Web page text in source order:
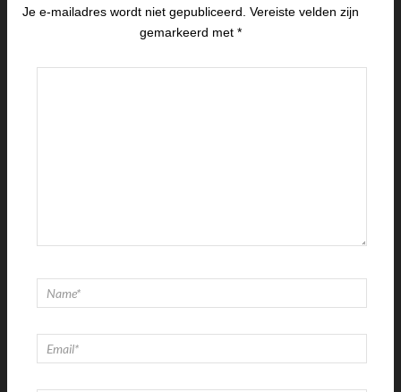
Je e-mailadres wordt niet gepubliceerd. Vereiste velden zijn
gemarkeerd met*